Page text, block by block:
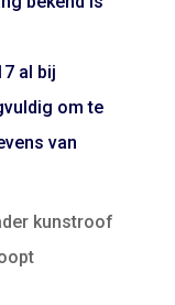
al bij
om te
van
kunstroof